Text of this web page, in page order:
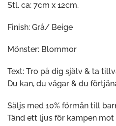
Stl. ca: 7cm x 12cm.
Finish: Grå/ Beige
Mönster: Blommor
Text: Tro på dig själv & ta
Du kan, du vågar & du
Säljs med 10% förmån till
Tänd ett ljus för kampen mot